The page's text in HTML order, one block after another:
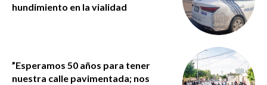
hundimiento en la vialidad
”Esperamos 50 años para tener
nuestra calle pavimentada; nos